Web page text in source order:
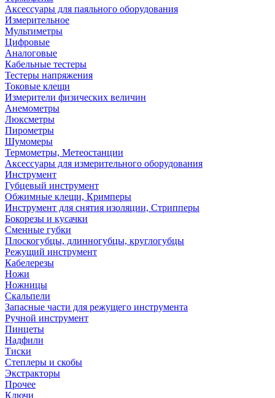
Аксессуары для паяльного оборудования
Измерительное
Мультиметры
Цифровые
Аналоговые
Кабельные тестеры
Тестеры напряжения
Токовые клещи
Измерители физических величин
Анемометры
Люксметры
Пирометры
Шумомеры
Термометры, Метеостанции
Аксессуары для измерительного оборудования
Инструмент
Губцевый инструмент
Обжимные клещи, Кримперы
Инструмент для снятия изоляции, Стрипперы
Бокорезы и кусачки
Сменные губки
Плоскогубцы, длинногубцы, круглогубцы
Режущий инструмент
Кабелерезы
Ножи
Ножницы
Скальпели
Запасные части для режущего инструмента
Ручной инструмент
Пинцеты
Надфили
Тиски
Степлеры и скобы
Экстракторы
Прочее
Ключи